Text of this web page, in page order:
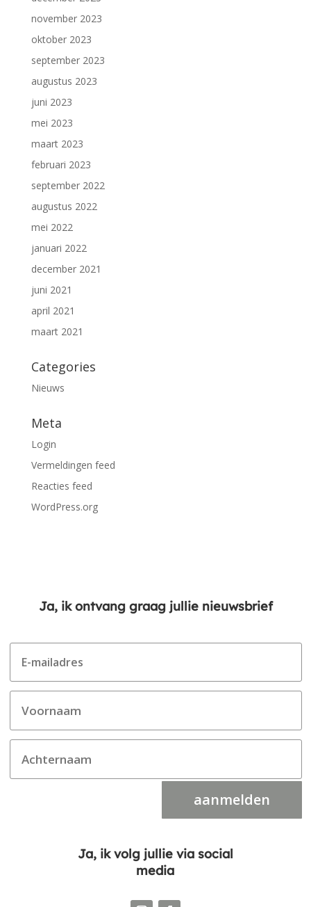
november 2023
oktober 2023
september 2023
augustus 2023
juni 2023
mei 2023
maart 2023
februari 2023
september 2022
augustus 2022
mei 2022
januari 2022
december 2021
juni 2021
april 2021
maart 2021
Categories
Nieuws
Meta
Login
Vermeldingen feed
Reacties feed
WordPress.org
Ja, ik ontvang graag jullie nieuwsbrief
aanmelden
Ja, ik volg jullie via social
media